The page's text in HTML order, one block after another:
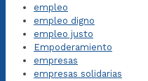
empleo
empleo digno
empleo justo
Empoderamiento
empresas
empresas solidarias